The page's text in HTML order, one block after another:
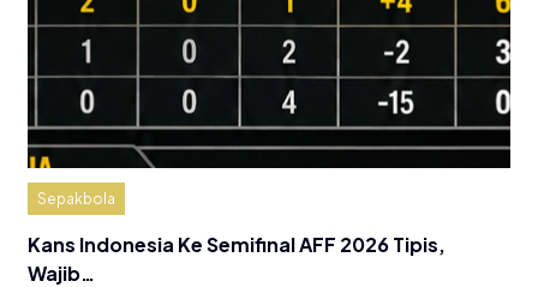
Sepakbola
Kans Indonesia Ke Semifinal AFF 2026 Tipis,
Wajib…